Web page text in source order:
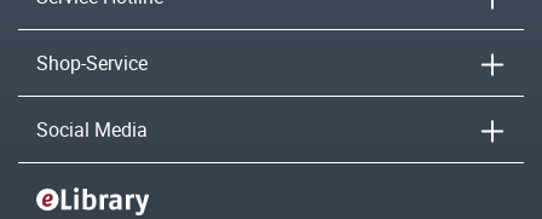
Shop-Service
Social Media